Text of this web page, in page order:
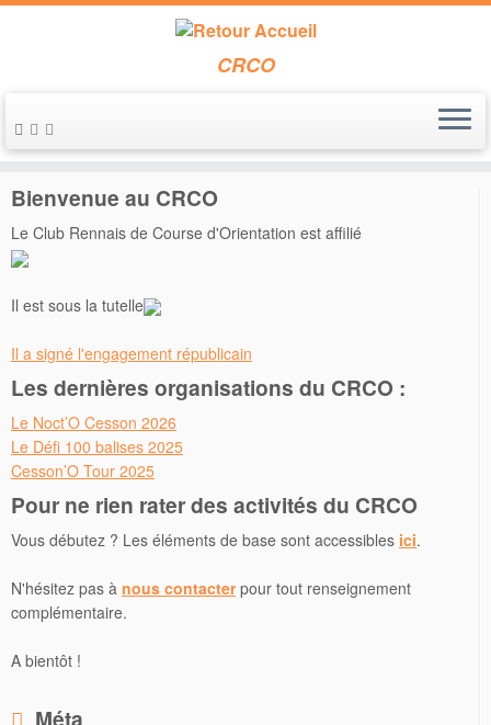
Passer
au
CRCO
Accueil » Mazayes
Bienvenue au CRCO
Le Club Rennais de Course d'Orientation est affilié
Il est sous la tutelle
Il a signé l'engagement républicain
Les dernières organisations du CRCO :
Le Noct’O Cesson 2026
Le Défi 100 balises 2025
Cesson’O Tour 2025
Pour ne rien rater des activités du CRCO
Vous débutez ? Les éléments de base sont accessibles ici.
N'hésitez pas à nous contacterpour tout renseignement
complémentaire.
A bientôt !
Méta